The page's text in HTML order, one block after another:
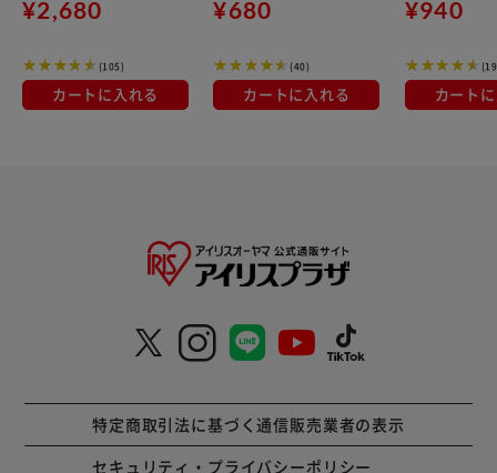
O-17TPP
¥2,680
(105)
カートに入れる
¥680
(40)
カートに入れる
¥940
カート
特定商取引法に基づく通信販売業者の表示
セキュリティ・プライバシーポリシー